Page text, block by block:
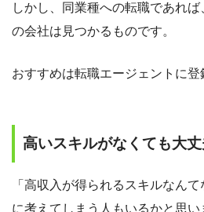
しかし、同業種への転職であれ
の会社は見つかるものです。
おすすめは転職エージェントに登
高いスキルがなくても大
「高収入が得られるスキルなん
に考えてしまう人もいるかと思